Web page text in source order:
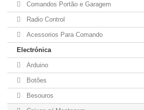
Comandos Portão e Garagem
Radio Control
Acessorios Para Comando
Electrónica
Arduino
Botões
Besouros